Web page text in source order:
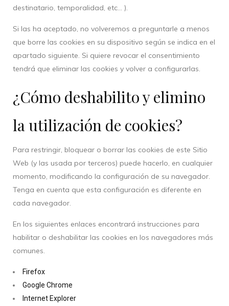
destinatario, temporalidad, etc… ).
Si las ha aceptado, no volveremos a preguntarle a menos
que borre las cookies en su dispositivo según se indica en el
apartado siguiente. Si quiere revocar el consentimiento
tendrá que eliminar las cookies y volver a configurarlas.
¿Cómo deshabilito y elimino
la utilización de cookies?
Para restringir, bloquear o borrar las cookies de este Sitio
Web (y las usada por terceros) puede hacerlo, en cualquier
momento, modificando la configuración de su navegador.
Tenga en cuenta que esta configuración es diferente en
cada navegador.
En los siguientes enlaces encontrará instrucciones para
habilitar o deshabilitar las cookies en los navegadores más
comunes.
Firefox
Google Chrome
Internet Explorer